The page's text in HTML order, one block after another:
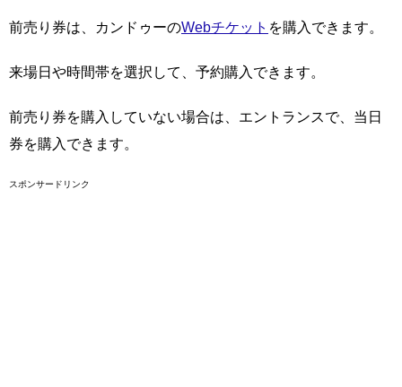
前売り券は、カンドゥーのWebチケット を購入できます。
来場日や時間帯を選択して、予約購入できます。
前売り券を購入していない場合は、エントランスで、当日
券を購入できます。
スポンサードリンク